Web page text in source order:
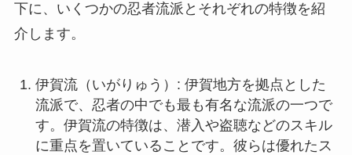
下に、いくつかの忍者流派とそれぞれの特徴を紹
介します。
伊賀流（いがりゅう）: 伊賀地方を拠点とした
流派で、忍者の中でも最も有名な流派の一つで
す。伊賀流の特徴は、潜入や盗聴などのスキル
に重点を置いていることです。彼らは優れたス